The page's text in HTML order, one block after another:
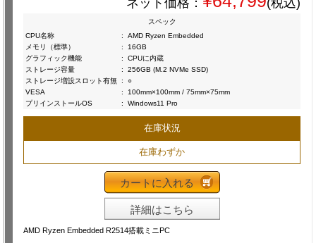
ネット価格： (税込)
スペック
CPU名称
:
AMD Ryzen Embedded
メモリ（標準）
:
16GB
グラフィック機能
:
CPUに内蔵
ストレージ容量
:
256GB (M.2 NVMe SSD)
ストレージ増設スロット有無 :
○
VESA
:
100mm×100mm / 75mm×75mm
プリインストールOS
: Windows11 Pro
在庫状況
在庫わずか
カートに入れる
詳細はこちら
AMD Ryzen Embedded R2514搭載ミニPC